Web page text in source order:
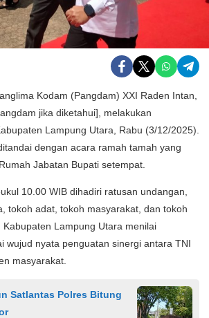
Kodam (Pangdam) XXI Raden Intan,
jika diketahui], melakukan
Lampung Utara, Rabu (3/12/2025).
dengan acara ramah tamah yang
Jabatan Bupati setempat.
10.00 WIB dihadiri ratusan undangan,
tokoh adat, tokoh masyarakat, dan tokoh
Lampung Utara menilai
wujud nyata penguatan sinergi antara TNI
masyarakat.
Satlantas Polres Bitung